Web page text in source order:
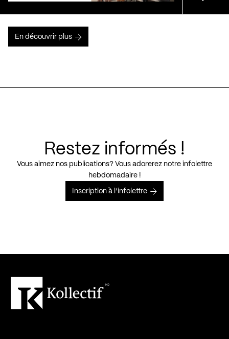
En découvrir plus
Restez informés !
Vous aimez nos publications? Vous adorerez notre infolettre
hebdomadaire !
Inscription à l’infolettre